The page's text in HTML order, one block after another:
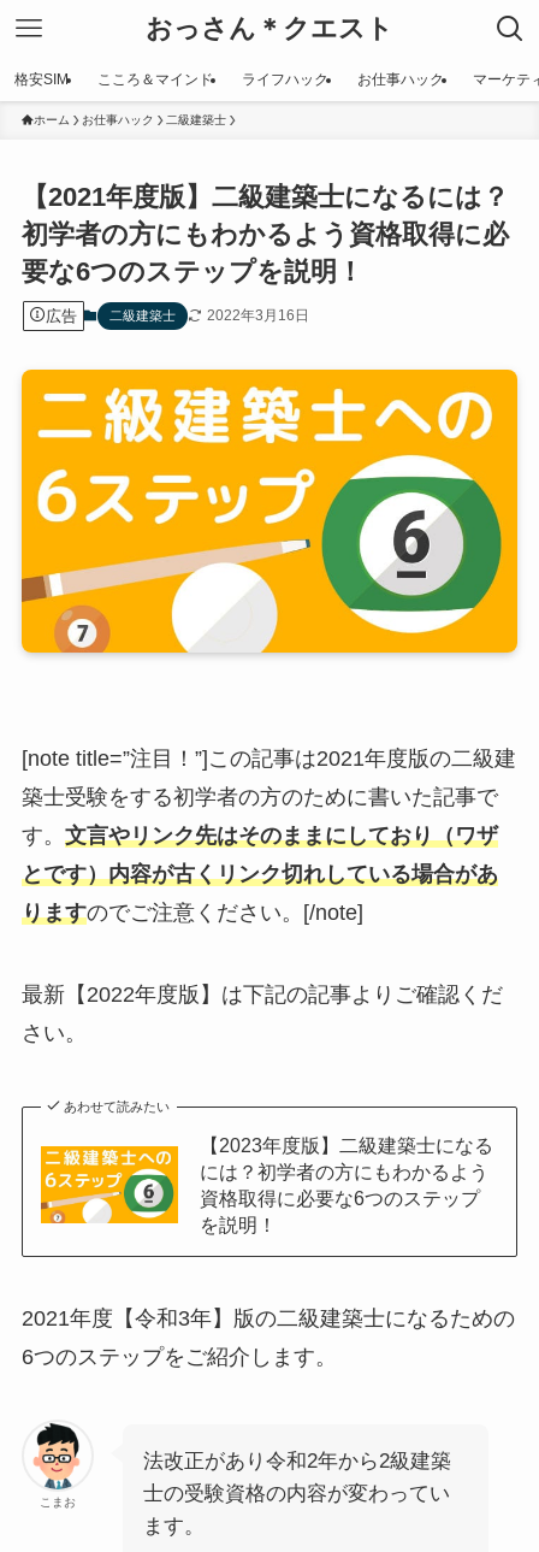
おっさん＊クエスト
格安SIM こころ＆マインド ライフハック お仕事ハック マーケテ
ホーム お仕事ハック 二級建築士
【2021年度版】二級建築士になるには？
初学者の方にもわかるよう資格取得に必
要な6つのステップを説明！
広告 二級建築士 2022年3月16日
[note title=”注目！”]この記事は2021年度版の二級建
築士受験をする初学者の方のために書いた記事で
す。 文言やリンク先はそのままにしており（ワザ
とです）内容が古くリンク切れしている場合があ
りますのでご注意ください。[/note]
最新【2022年度版】は下記の記事よりご確認くだ
さい。
あわせて読みたい
【2023年度版】二級建築士になる
には？初学者の方にもわかるよう
資格取得に必要な6つのステップ
を説明！
2021年度【令和3年】版の二級建築士になるための
6つのステップをご紹介します。
こまお
法改正があり令和2年から2級建築
士の受験資格の内容が変わってい
ます。